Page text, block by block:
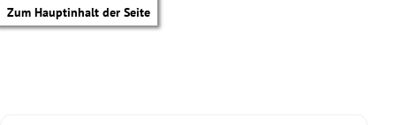
Zum Hauptinhalt der Seite